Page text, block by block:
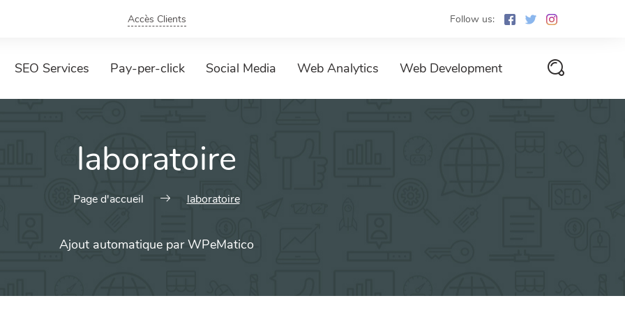
Accès Clients Follow us:
SEO Services Pay-per-click Social Media Web Analytics Web Development
laboratoire
Page d'accueil laboratoire
Ajout automatique par WPeMatico